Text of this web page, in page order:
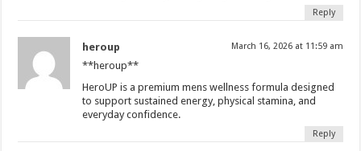
Reply
heroup March 16, 2026 at 11:59 am
**heroup**
HeroUP is a premium mens wellness formula designed
to support sustained energy, physical stamina, and
everyday confidence.
Reply